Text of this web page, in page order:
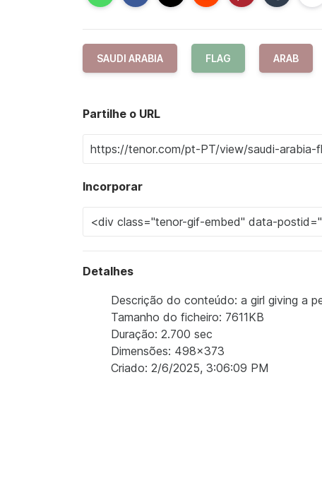
SAUDI ARABIA FLAG ARAB
Partilhe o URL
Incorporar
Detalhes
Descrição do conteúdo: a girl giving a
Tamanho do ficheiro: 7611KB
Duração: 2.700 sec
Dimensões: 498x373
Criado: 2/6/2025, 3:06:09 PM